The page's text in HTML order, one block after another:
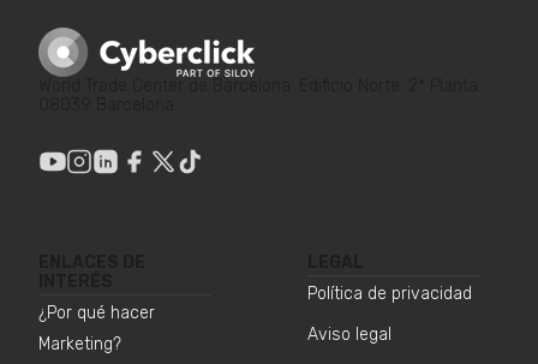
¿Por qué hacer
Marketing?
Política de privacidad
Aviso legal